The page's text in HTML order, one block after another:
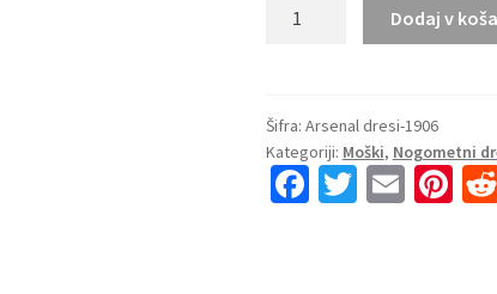
Arsenal
Vratar
Tretji
Dodaj v
Šifra: Arsenal dresi-1906
Kategoriji: Moški, Nogometni
Fa T E Pi